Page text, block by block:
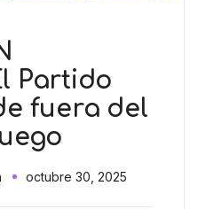
Partido
fuera del
octubre 30, 2025